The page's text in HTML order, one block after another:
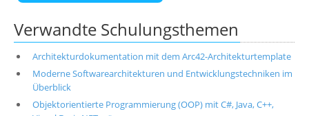
Verwandte Schulungsthemen
Architekturdokumentation mit dem Arc42-Architekturtemplate
Moderne Softwarearchitekturen und Entwicklungstechniken im
Überblick
Objektorientierte Programmierung (OOP) mit C#, Java, C++,